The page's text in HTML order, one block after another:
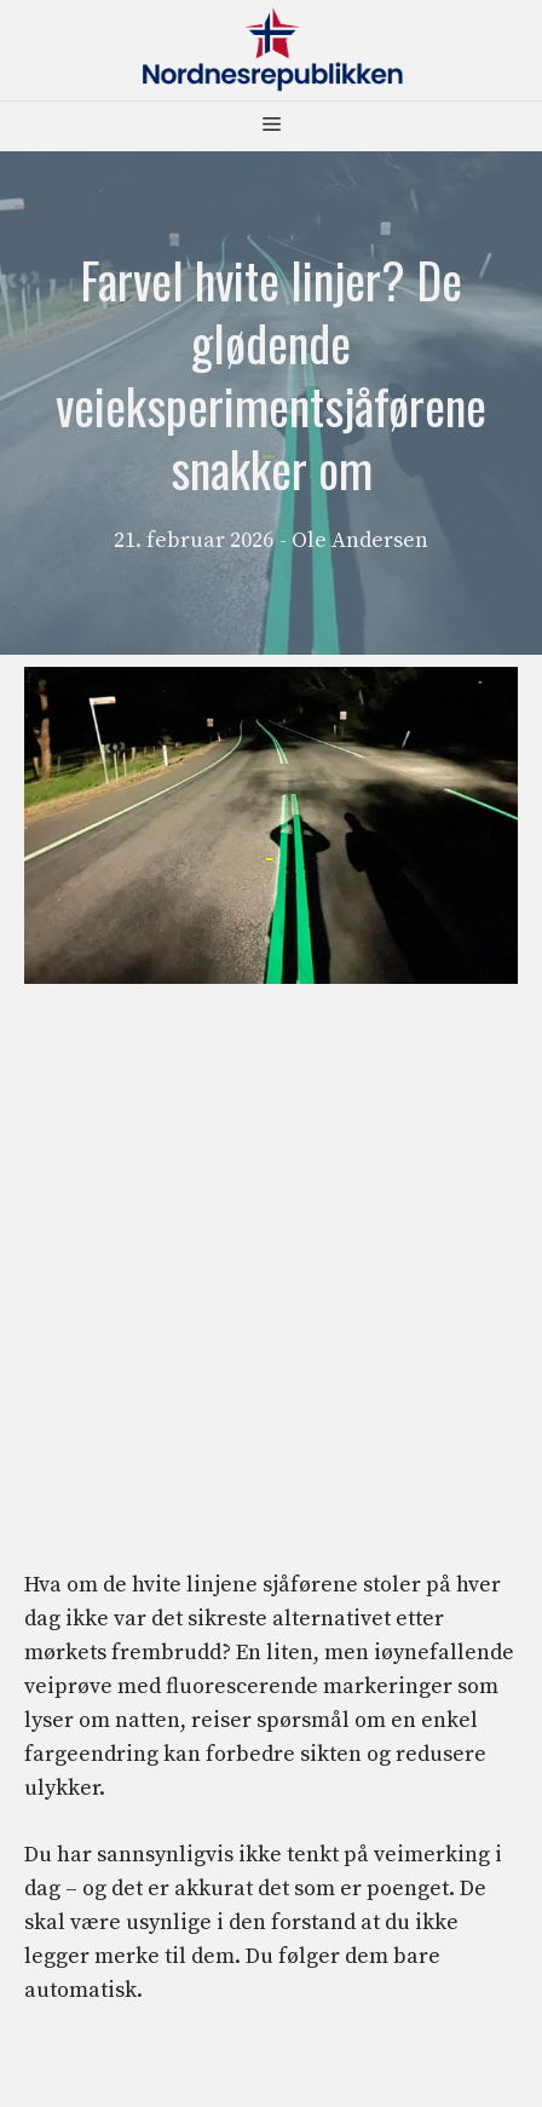
Meny
Farvel hvite linjer? De
glødende
veieksperimentsjåførene
snakker om
21. februar 2026 - Ole Andersen
Hva om de hvite linjene sjåførene stoler på hver
dag ikke var det sikreste alternativet etter
mørkets frembrudd? En liten, men iøynefallende
veiprøve med fluorescerende markeringer som
lyser om natten, reiser spørsmål om en enkel
fargeendring kan forbedre sikten og redusere
ulykker.
Du har sannsynligvis ikke tenkt på veimerking i
dag – og det er akkurat det som er poenget. De
skal være usynlige i den forstand at du ikke
legger merke til dem. Du følger dem bare
automatisk.